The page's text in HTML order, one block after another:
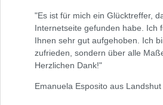
"Es ist für mich ein Glücktreffer,
Internetseite gefunden habe. Ich
Ihnen sehr gut aufgehoben. Ich
zufrieden, sondern über alle
Herzlichen Dank!"
Emanuela Esposito aus Landshut